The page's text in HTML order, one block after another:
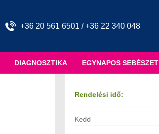
+36 20 561 6501 / +36 22 340 048
DIAGNOSZTIKA EGYNAPOS SEBÉSZET
Rendelési idő:
Kedd